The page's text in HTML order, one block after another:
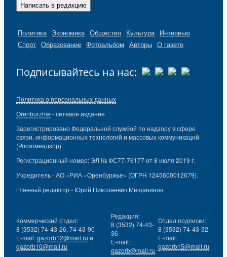
Написать в редакцию
Политика Экономика Общество Культура Интервью
Спорт Образование Фотоальбом Авторы О газете
Подписывайтесь на нас:
Политика о персональных данных
Orenburzhie - сетевое издание
Зарегистрировано Федеральной службой по надзору в сфере
связи, информационных технологий и массовых коммуникаций
(Роскомнадзор).
Регистрационный номер: ЭЛ № ФС77-76177 от 8 июля 2019 г.
Учредитель - АО «РИА «Оренбуржье» (ОГРН 1245600012679).
Главный редактор - Юрий Николаевич Мещанинов.
Коммерческий отдел:
8 (3532) 74-43-26, 74-43-90
E-mail:gazorb12@mail.ru и
gazorb10@mail.ru
Редакция:
8 (3532) 74-43-
36
E-mail:
gazorb@mail.ru
Отдел подписки:
8 (3532) 74-43-32
E-mail:
gazorb15@mail.ru